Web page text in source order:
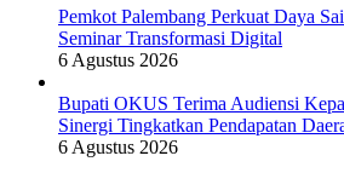
Pemkot Palembang Perkuat Daya
Seminar Transformasi Digital
6 Agustus 2026
Bupati OKUS Terima Audiensi
Sinergi Tingkatkan Pendapatan
6 Agustus 2026